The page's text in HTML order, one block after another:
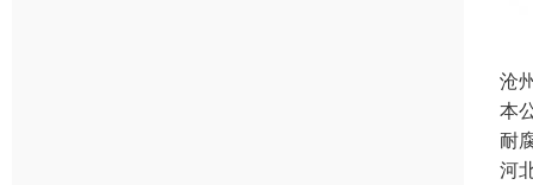
沧
本
耐
河